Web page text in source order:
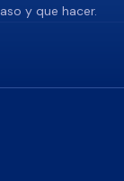
y que hacer.